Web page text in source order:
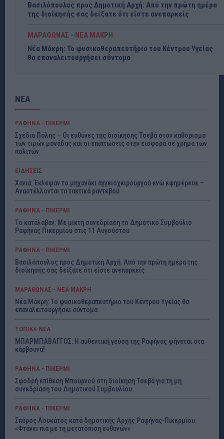
Βασιλόπουλος προς Δημοτική Αρχή: Από την πρώτη ημέρα
της διοίκησής σας δείξατε ότι είστε ανεπαρκείς
ΜΑΡΑΘΩΝΑΣ - ΝΕΑ ΜΑΚΡΗ
Νέα Μάκρη: Το φυσικοθεραπευτήριο του Κέντρου Υγείας
θα επαναλειτουργήσει σύντομα
ΝΕΑ
ΡΑΦΗΝΑ - ΠΙΚΕΡΜΙ
Σχέδια Πόλης – Οι ευθύνες της διοίκησης Τσεβά στον καθορισμό
των τιμών μονάδας και οι επιπτώσεις στην εισφορά σε χρήμα των
πολιτών
ΕΙΔΗΣΕΙΣ
Χανιά: Έκλεψαν το μηχανάκι αγγειοχειρουργού ενώ εφημέρευε –
Αναστέλλονται τα τακτικά ραντεβού
ΡΑΦΗΝΑ - ΠΙΚΕΡΜΙ
Το κατάλαβαν: Με μικτή συνεδρίαση το Δημοτικό Συμβούλιο
Ραφήνας Πικερμίου στις 11 Αυγούστου
ΡΑΦΗΝΑ - ΠΙΚΕΡΜΙ
Βασιλόπουλος προς Δημοτική Αρχή: Από την πρώτη ημέρα της
διοίκησής σας δείξατε ότι είστε ανεπαρκείς
ΜΑΡΑΘΩΝΑΣ - ΝΕΑ ΜΑΚΡΗ
Νέα Μάκρη: Το φυσικοθεραπευτήριο του Κέντρου Υγείας θα
επαναλειτουργήσει σύντομα
ΤΟΠΙΚΑ ΝΕΑ
ΜΠΑΡΜΠΑΒΑΓΓΟΣ: Η αυθεντική γεύση της Ραφήνας ψήνεται στα
κάρβουνα!
ΡΑΦΗΝΑ - ΠΙΚΕΡΜΙ
Σφοδρή επίθεση Μπουρνού στη διοίκηση Τσεβά για τη μη
συνεδρίαση του Δημοτικού Συμβουλίου
ΡΑΦΗΝΑ - ΠΙΚΕΡΜΙ
Σπύρος Λουκάτος κατά δημοτικής Αρχής Ραφήνας-Πικερμίου:
«Φτάνει πια με τη μετατόπιση ευθυνών»